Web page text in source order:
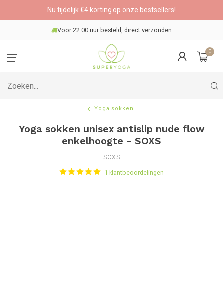
Nu tijdelijk €4 korting op onze bestsellers!
Veilig betalen
0
Yoga sokken
Yoga sokken unisex antislip nude flow
enkelhoogte - SOXS
SOXS
1 klantbeoordelingen